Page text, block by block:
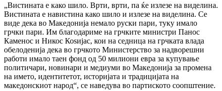
„Вистината е како шило. Врти, врти, па ќе излезе на виделина.
Вистината е навистина како шило и излезе на виделина. Се
виде дека во Македонија немало руски пари, туку имало
грчки пари. Им благодариме на грчките министри Панос
Каменос и Никос Коѕијас, кои на седница на грчката влада
обелоденија дека во грчкото Министерство за надворешни
работи имало таен фонд од 50 милиони евра за купување
политичари, новинари и медиуми во Македонија за промена
на името, идентитетот, историјата и традицијата на
македонскиот народ“, се наведува во партиското соопштение.